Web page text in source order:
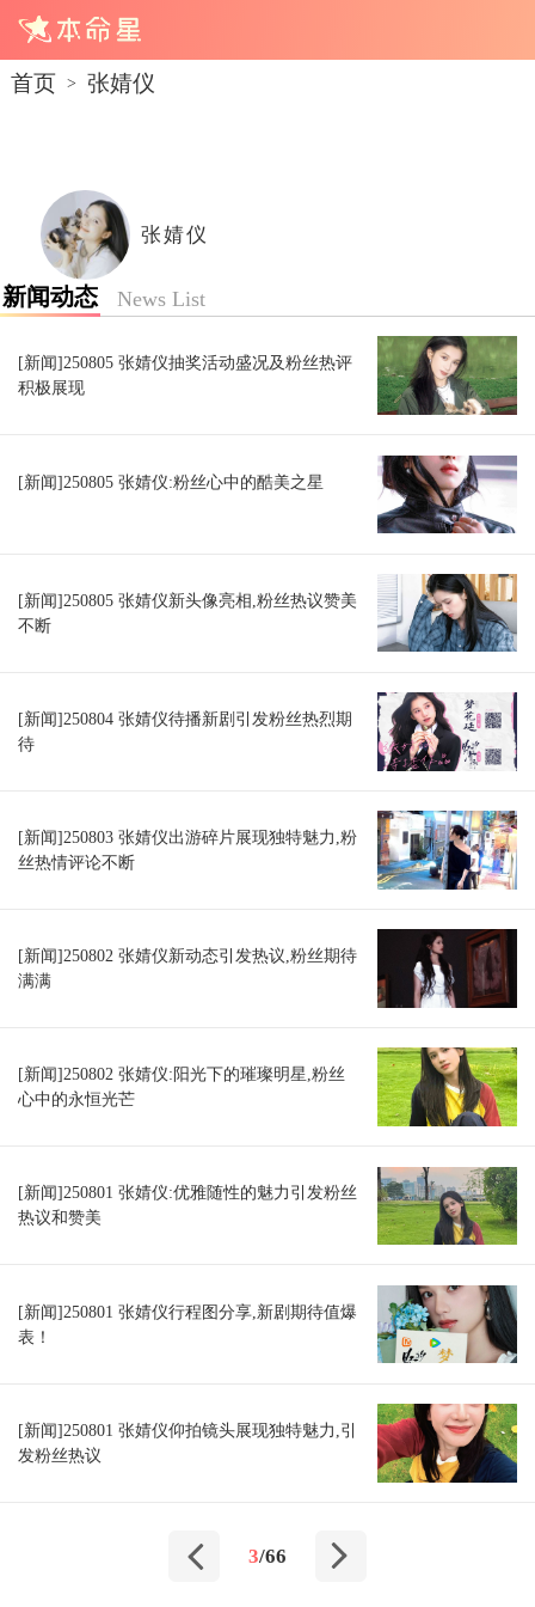
首页 > 张婧仪
张婧仪
新闻动态 News List
[新闻]250805 张婧仪抽奖活动盛况及粉丝热评
积极展现
[新闻]250805 张婧仪:粉丝心中的酷美之星
[新闻]250805 张婧仪新头像亮相,粉丝热议赞美
不断
[新闻]250804 张婧仪待播新剧引发粉丝热烈期
待
[新闻]250803 张婧仪出游碎片展现独特魅力,粉
丝热情评论不断
[新闻]250802 张婧仪新动态引发热议,粉丝期待
满满
[新闻]250802 张婧仪:阳光下的璀璨明星,粉丝
心中的永恒光芒
[新闻]250801 张婧仪:优雅随性的魅力引发粉丝
热议和赞美
[新闻]250801 张婧仪行程图分享,新剧期待值爆
表！
[新闻]250801 张婧仪仰拍镜头展现独特魅力,引
发粉丝热议
3/66